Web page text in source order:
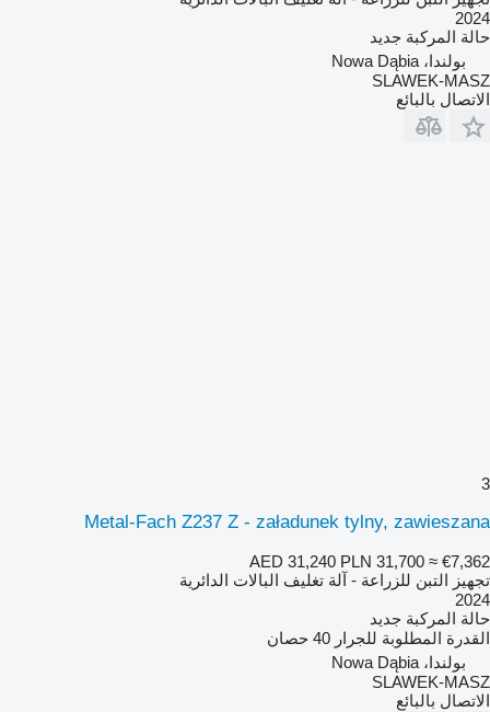
2024
حالة المركبة جديد
بولندا، Nowa Dąbia
SLAWEK-MASZ
الاتصال بالبائع
3
Metal-Fach Z237 Z - załadunek tylny, zawieszana
AED 31,240 PLN 31,700 ≈ €7,362
تجهيز التبن للزراعة - آلة تغليف البالات الدائرية
2024
حالة المركبة جديد
القدرة المطلوبة للجرار 40 حصان
بولندا، Nowa Dąbia
SLAWEK-MASZ
الاتصال بالبائع